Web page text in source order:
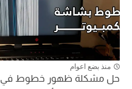
منذ بضع اعوام
حل مشكلة ظهور خطوط في